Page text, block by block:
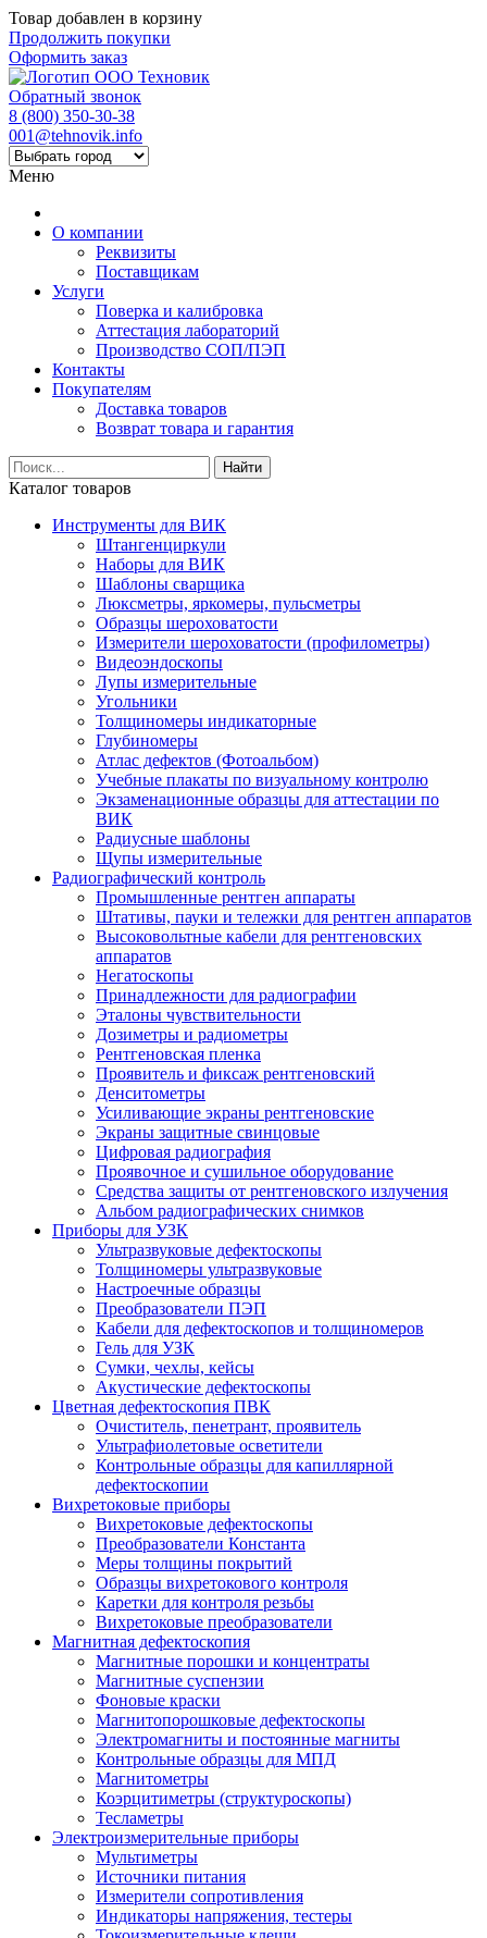
Товар добавлен в корзину
Продолжить покупки
Оформить заказ
Обратный звонок
8 (800) 350-30-38
001@tehnovik.info
Меню
О компании
Реквизиты
Поставщикам
Услуги
Поверка и калибровка
Аттестация лабораторий
Производство СОП/ПЭП
Контакты
Покупателям
Доставка товаров
Возврат товара и гарантия
Найти
Каталог товаров
Инструменты для ВИК
Штангенциркули
Наборы для ВИК
Шаблоны сварщика
Люксметры, яркомеры, пульсметры
Образцы шероховатости
Измерители шероховатости (профилометры)
Видеоэндоскопы
Лупы измерительные
Угольники
Толщиномеры индикаторные
Глубиномеры
Атлас дефектов (Фотоальбом)
Учебные плакаты по визуальному контролю
Экзаменационные образцы для аттестации по
ВИК
Радиусные шаблоны
Щупы измерительные
Радиографический контроль
Промышленные рентген аппараты
Штативы, пауки и тележки для рентген аппаратов
Высоковольтные кабели для рентгеновских
аппаратов
Негатоскопы
Принадлежности для радиографии
Эталоны чувствительности
Дозиметры и радиометры
Рентгеновская пленка
Проявитель и фиксаж рентгеновский
Денситометры
Усиливающие экраны рентгеновские
Экраны защитные свинцовые
Цифровая радиография
Проявочное и сушильное оборудование
Средства защиты от рентгеновского излучения
Альбом радиографических снимков
Приборы для УЗК
Ультразвуковые дефектоскопы
Толщиномеры ультразвуковые
Настроечные образцы
Преобразователи ПЭП
Кабели для дефектоскопов и толщиномеров
Гель для УЗК
Сумки, чехлы, кейсы
Акустические дефектоскопы
Цветная дефектоскопия ПВК
Очиститель, пенетрант, проявитель
Ультрафиолетовые осветители
Контрольные образцы для капиллярной
дефектоскопии
Вихретоковые приборы
Вихретоковые дефектоскопы
Преобразователи Константа
Меры толщины покрытий
Образцы вихретокового контроля
Каретки для контроля резьбы
Вихретоковые преобразователи
Магнитная дефектоскопия
Магнитные порошки и концентраты
Магнитные суспензии
Фоновые краски
Магнитопорошковые дефектоскопы
Электромагниты и постоянные магниты
Контрольные образцы для МПД
Магнитометры
Коэрцитиметры (структуроскопы)
Тесламетры
Электроизмерительные приборы
Мультиметры
Источники питания
Измерители сопротивления
Индикаторы напряжения, тестеры